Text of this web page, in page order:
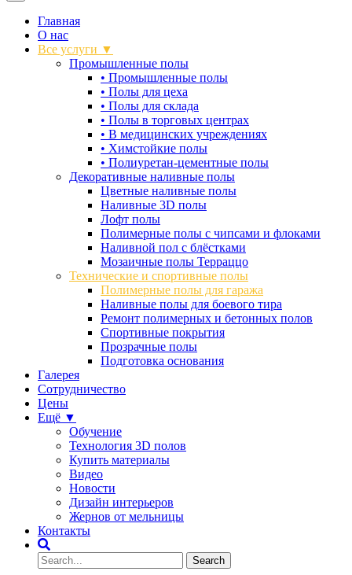
Главная
О нас
Все услуги ▼
Промышленные полы
• Промышленные полы
• Полы для цеха
• Полы для склада
• Полы в торговых центрах
• В медицинских учреждениях
• Химстойкие полы
• Полиуретан-цементные полы
Декоративные наливные полы
Цветные наливные полы
Наливные 3D полы
Лофт полы
Полимерные полы с чипсами и флоками
Наливной пол с блёстками
Мозаичные полы Терраццо
Технические и спортивные полы
Полимерные полы для гаража
Наливные полы для боевого тира
Ремонт полимерных и бетонных полов
Спортивные покрытия
Прозрачные полы
Подготовка основания
Галерея
Сотрудничество
Цены
Ещё ▼
Обучение
Технология 3D полов
Купить материалы
Видео
Новости
Дизайн интерьеров
Жернов от мельницы
Контакты